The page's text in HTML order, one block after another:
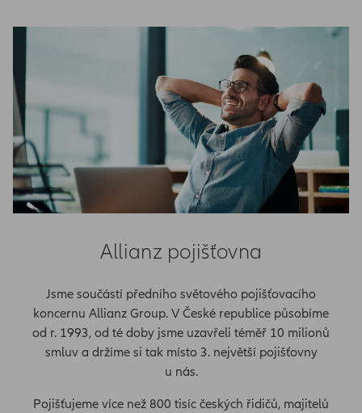
Allianz pojišťovna
Jsme součástí předního světového pojišťovacího
koncernu Allianz Group. V České republice působíme
od r. 1993, od té doby jsme uzavřeli téměř 10 milionů
smluv a držíme si tak místo 3. největší pojišťovny
u nás.
Pojišťujeme více než 800 tisíc českých řidičů, majitelů